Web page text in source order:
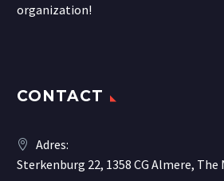
organization!
CONTACT
Adres:
Sterkenburg 22, 1358 CG Almere,